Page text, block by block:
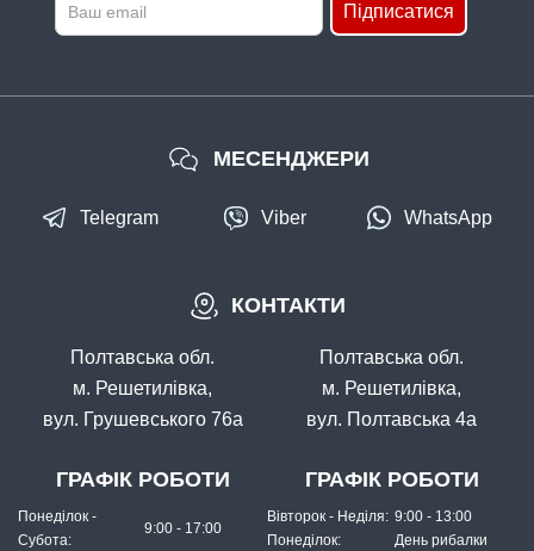
Підписатися
КОНТАКТИ
Полтавська обл.
м. Решетилівка,
вул. Грушевського 76а
ГРАФІК РОБОТИ
Понеділок -
Субота:
9:00 - 17:00
Полтавська обл.
м. Решетилівка,
вул. Полтавська 4а
ГРАФІК РОБОТИ
Вівторок - Неділя: 9:00 - 13:00
Понеділок:
День рибалки
МЕСЕНДЖЕРИ
Telegram Viber WhatsApp